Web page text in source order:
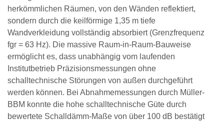
herkömmlichen Räumen, von den Wänden reflektiert,
sondern durch die keilförmige 1,35 m tiefe
Wandverkleidung vollständig absorbiert (Grenzfrequenz
fgr = 63 Hz). Die massive Raum-in-Raum-Bauweise
ermöglicht es, dass unabhängig vom laufenden
Institutbetrieb Präzisionsmessungen ohne
schalltechnische Störungen von außen durchgeführt
werden können. Bei Abnahmemessungen durch Müller-
BBM konnte die hohe schalltechnische Güte durch
bewertete Schalldämm-Maße von über 100 dB bestätigt